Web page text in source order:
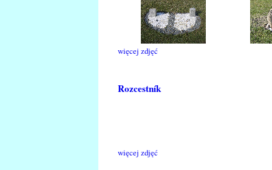
więcej zdjęć
Rozcestník
więcej zdjęć